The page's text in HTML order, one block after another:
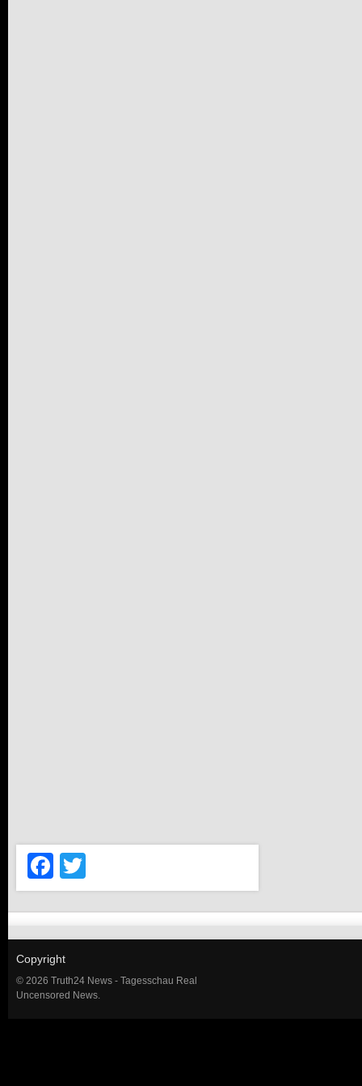
Facebook
Copyright
© 2026 Truth24 News - Tagesschau Real
Uncensored News.